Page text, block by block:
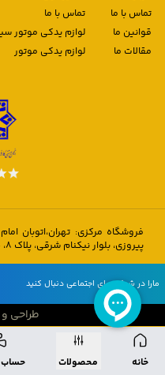
خانه محصولات حساب
تماس با ما
قوانین ما
مقالات ما
تماس با ما
لوازم یدکی موتور
لوازم یدکی موتور
فروشگاه مرکزی: تهران،اتوبان
پیروزی، بلوار نیکنام شرقی، پلاک 8، فروشگاه تایلیور
مارا در شبکه های اجتماعی دنبال کنید
طراحی و
طراحی